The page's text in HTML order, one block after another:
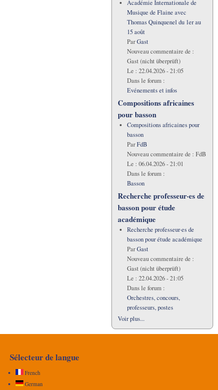
Académie Internationale de
Musique de Flaine avec
Thomas Quinquenel du 1er au
15 août
ParGast
Nouveau commentaire de :
Gast (nicht überprüft)
Le : 22.04.2026 - 21:05
Dans le forum :
Evénements et infos
Compositions africaines
pour basson
Compositions africaines pour
basson
ParFdB
Nouveau commentaire de : FdB
Le : 06.04.2026 - 21:01
Dans le forum :
Basson
Recherche professeur·es de
basson pour étude
académique
Recherche professeur·es de
basson pour étude académique
ParGast
Nouveau commentaire de :
Gast (nicht überprüft)
Le : 22.04.2026 - 21:05
Dans le forum :
Orchestres, concours,
professeurs, postes
Voir plus...
Sélecteur de langue
French
German